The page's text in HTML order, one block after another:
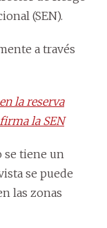
(SEN).
a través
la reserva
la SEN
se tiene un
se puede
las zonas